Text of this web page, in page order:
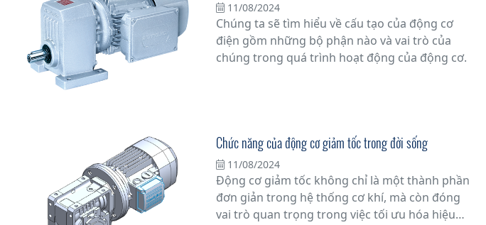
11/08/2024
Chúng ta sẽ tìm hiểu về cấu tạo của động cơ
điện gồm những bộ phận nào và vai trò của
chúng trong quá trình hoạt động của động cơ.
Chức năng của động cơ giảm tốc trong đời sống
11/08/2024
Động cơ giảm tốc không chỉ là một thành phần
đơn giản trong hệ thống cơ khí, mà còn đóng
vai trò quan trọng trong việc tối ưu hóa hiệu